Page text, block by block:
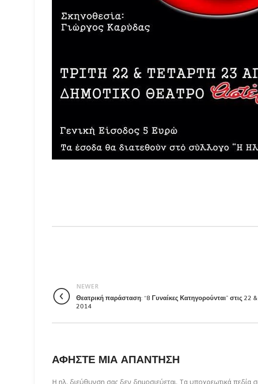
NEWER
Θεατρική παράσταση: “8 Γυναίκες Κατηγορούνται” στις 22
2014
ΑΦΉΣΤΕ ΜΙΑ ΑΠΆΝΤΗΣΗ
Η ηλ. διεύθυνση σας δεν δημοσιεύεται. Τα υποχρεωτικά πεδία